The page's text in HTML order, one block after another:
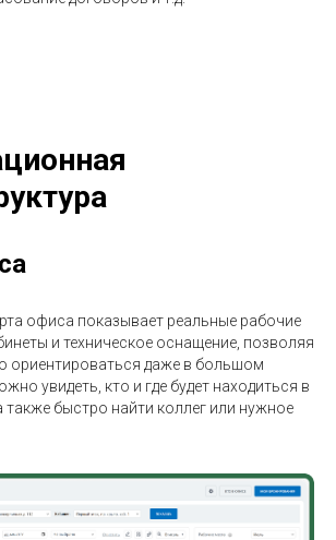
офиса показывает реальные рабочие
и техническое оснащение, позволяя
ориентироваться даже в большом
увидеть, кто и где будет находиться в
также быстро найти коллег или нужное